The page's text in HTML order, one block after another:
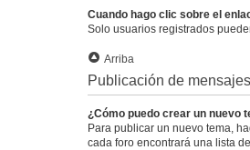
Cuando hago clic sobre el
Solo usuarios registrados
Arriba
Publicación de mensajes
¿Cómo puedo crear un nuevo
Para publicar un nuevo tema,
cada foro encontrará una lista